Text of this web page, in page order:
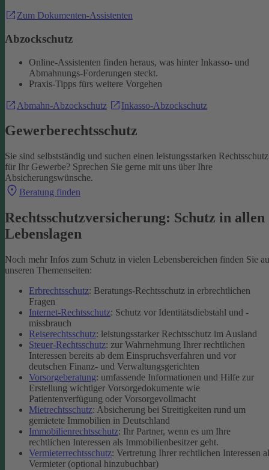
Zum Dokumenten-Assistenten
Abzockschutz
Online-Assistenten finden heraus, was hinter Inkasso- und
Abmahnungs-Forderungen steckt.
Praxis-Tipps fürs weitere Vorgehen
Abmahn-Abzockschutz Inkasso-Abzockschutz
Gewerberechtsschutz
Sie sind selbstständig und suchen einen leistungsstarken Rechtsschutz
für Ihr Gewerbe? Sprechen Sie gerne mit uns über Ihre
Absicherungswünsche.
Beratung finden
Rechtsschutzversicherung: Schutz in allen
Lebenslagen
Noch mehr Infos zum Schutz in vielen Lebensbereichen finden Sie
unseren Themenseiten:
Erbrechtsschutz: Beratungs-Rechtsschutz in erbrechtlichen
Fragen
Internet-Rechtsschutz: Schutz vor Identitätsdiebstahl und -
missbrauch
Reiserechtsschutz: leistungsstarker Rechtsschutz im Ausland
Steuer-Rechtsschutz: zur Wahrnehmung Ihrer rechtlichen
Interessen bereits ab dem Einspruchsverfahren und vor
deutschen Finanz- und Verwaltungsgerichten
Vorsorgeberatung: umfassende Informationen und Hilfe zur
Erstellung wichtiger Vorsorgedokumente wie
Patientenverfügung oder Vorsorgevollmacht
Mietrechtsschutz: Absicherung bei Streitigkeiten rund um
gemietete Immobilien in Deutschland
Immobilienrechtsschutz: Ihr Partner, wenn es um Ihre
rechtlichen Interessen als Immobilienbesitzer geht.
Vermieterrechtsschutz: Vertretung Ihrer rechtlichen Interessen
Vermieter (optional hinzubuchbar)